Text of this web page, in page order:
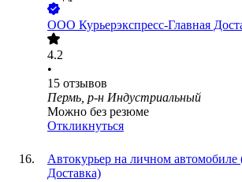
ООО Курьерэкспресс-Главная
4.2
•
15 отзывов
Пермь, р-н Индустриальный
Можно без резюме
Откликнуться
Автокурьер на личном
Доставка)